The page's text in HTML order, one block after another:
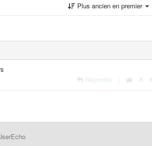
Plus ancien en premier
Répondre